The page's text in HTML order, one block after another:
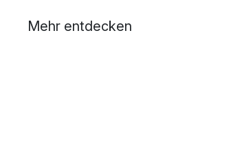
Mehr entdecken